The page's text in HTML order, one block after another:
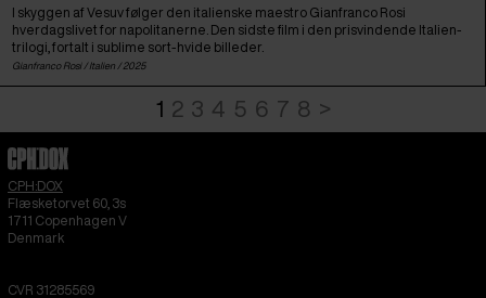
I skyggen af Vesuv følger den italienske maestro Gianfranco Rosi
hverdagslivet for napolitanerne. Den sidste film i den prisvindende Italien-
trilogi, fortalt i sublime sort-hvide billeder.
Gianfranco Rosi / Italien / 2025
1 2 3 4 5 6 7 8 >
CPH:DOX
Flæsketorvet 60, 3s
1711 Copenhagen V
Denmark
CVR 31285569